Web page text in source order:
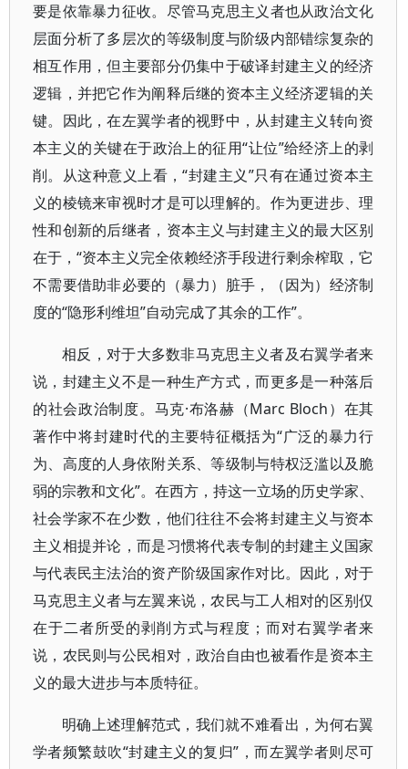
要是依靠暴力征收。尽管马克思主义者也从政治文化
层面分析了多层次的等级制度与阶级内部错综复杂的
相互作用，但主要部分仍集中于破译封建主义的经济
逻辑，并把它作为阐释后继的资本主义经济逻辑的关
键。因此，在左翼学者的视野中，从封建主义转向资
本主义的关键在于政治上的征用“让位”给经济上的剥
削。从这种意义上看，“封建主义”只有在通过资本主
义的棱镜来审视时才是可以理解的。作为更进步、理
性和创新的后继者，资本主义与封建主义的最大区别
在于，“资本主义完全依赖经济手段进行剩余榨取，它
不需要借助非必要的（暴力）脏手，（因为）经济制
度的“隐形利维坦”自动完成了其余的工作”。
相反，对于大多数非马克思主义者及右翼学者来
说，封建主义不是一种生产方式，而更多是一种落后
的社会政治制度。马克·布洛赫（Marc Bloch）在其
著作中将封建时代的主要特征概括为“广泛的暴力行
为、高度的人身依附关系、等级制与特权泛滥以及脆
弱的宗教和文化”。在西方，持这一立场的历史学家、
社会学家不在少数，他们往往不会将封建主义与资本
主义相提并论，而是习惯将代表专制的封建主义国家
与代表民主法治的资产阶级国家作对比。因此，对于
马克思主义者与左翼来说，农民与工人相对的区别仅
在于二者所受的剥削方式与程度；而对右翼学者来
说，农民则与公民相对，政治自由也被看作是资本主
义的最大进步与本质特征。
明确上述理解范式，我们就不难看出，为何右翼
学者频繁鼓吹“封建主义的复归”，而左翼学者则尽可